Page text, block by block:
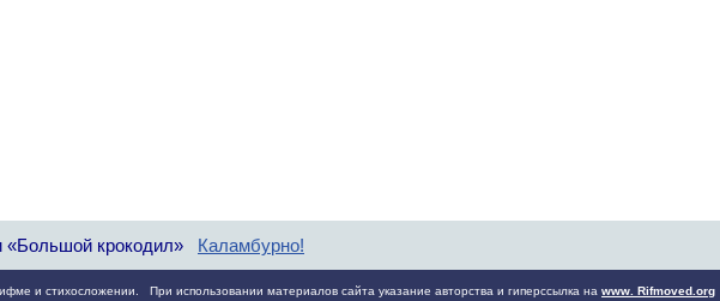
«Большой крокодил» Каламбурно!
и стихосложении. При использовании материалов сайта указание авторства и гиперссылка на www. Rifmoved.org